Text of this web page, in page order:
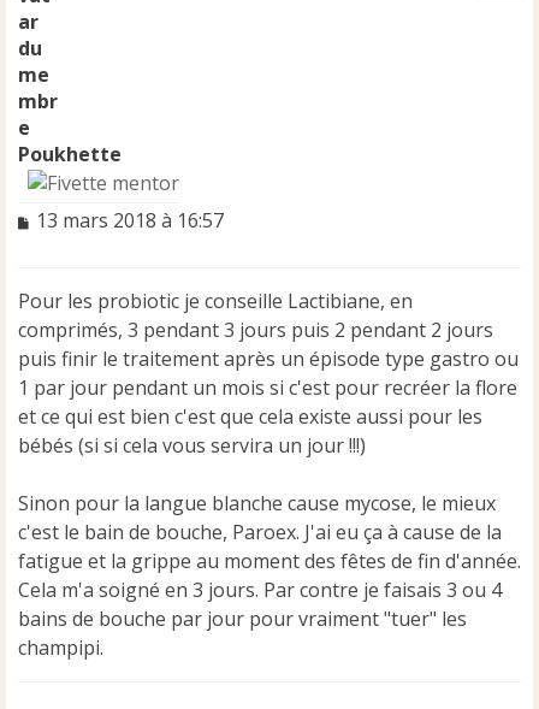
Poukhette
M
a
g
e
n
o
n
l
13 mars 2018 à 16:57
Pour les probiotic je conseille Lactibiane, en
comprimés, 3 pendant 3 jours puis 2 pendant 2 jours
puis finir le traitement après un épisode type gastro ou
1 par jour pendant un mois si c'est pour recréer la flore
et ce qui est bien c'est que cela existe aussi pour les
bébés (si si cela vous servira un jour !!!)
Sinon pour la langue blanche cause mycose, le mieux
c'est le bain de bouche, Paroex. J'ai eu ça à cause de la
fatigue et la grippe au moment des fêtes de fin d'année.
Cela m'a soigné en 3 jours. Par contre je faisais 3 ou 4
bains de bouche par jour pour vraiment "tuer" les
champipi.